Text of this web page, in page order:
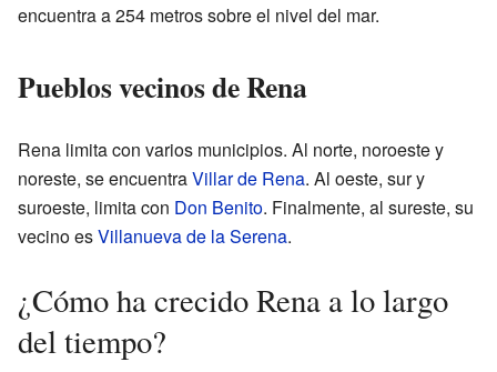
encuentra a 254 metros sobre el nivel del mar.
Pueblos vecinos de Rena
Rena limita con varios municipios. Al norte, noroeste y
noreste, se encuentraVillar de Rena. Al oeste, sur y
suroeste, limita con Don Benito. Finalmente, al sureste, su
vecino esVillanueva de la Serena.
¿Cómo ha crecido Rena a lo largo
del tiempo?